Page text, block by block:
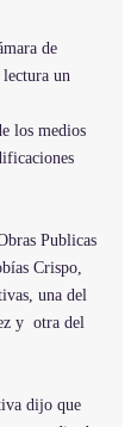
de
lectura un
los medios
Publicas
Crispo,
una del
y  otra del
dijo que